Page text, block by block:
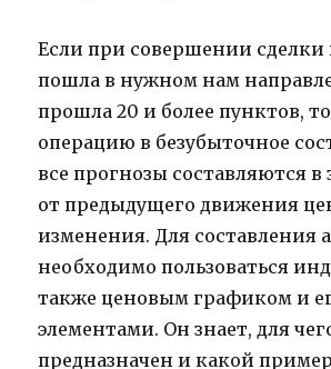
Если при совершении сделки
пошла в нужном нам
прошла 20 и более пунктов,
операцию в безубыточное
все прогнозы составляются в
от предыдущего движения
изменения. Для составления
необходимо пользоваться
также ценовым графиком и
элементами. Он знает, для
предназначен и какой